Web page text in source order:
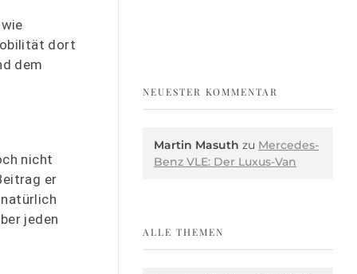
dort
dem
nicht
er
jeden
NEUESTER KOMMENTAR
Martin Masuth zu Mercedes-
Benz VLE: Der Luxus-Van
ALLE THEMEN